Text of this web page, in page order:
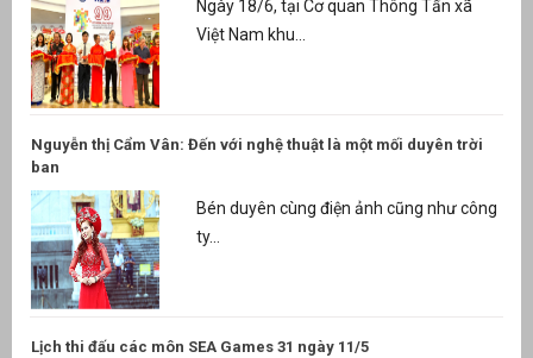
Ngày 18/6, tại Cơ quan Thông Tấn xã
Việt Nam khu...
Nguyễn thị Cẩm Vân: Đến với nghệ thuật là một mối duyên trời
ban
Bén duyên cùng điện ảnh cũng như công
ty...
Lịch thi đấu các môn SEA Games 31 ngày 11/5